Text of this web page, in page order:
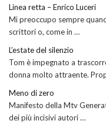
Linea retta – Enrico Luceri
Mi preoccupo sempre
scrittori o, come in …
L’estate del silenzio
Tom è impegnato a
donna molto attraente.
Meno di zero
Manifesto della Mtv
dei più incisivi autori …